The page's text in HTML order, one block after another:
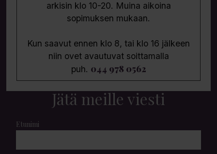
arkisin klo 10-20. Muina aikoina
sopimuksen mukaan.
Kun saavut ennen klo 8, tai klo 16 jälkeen
niin ovet avautuvat soittamalla
puh. 044 978 0562
Jätä meille viesti
Etunimi